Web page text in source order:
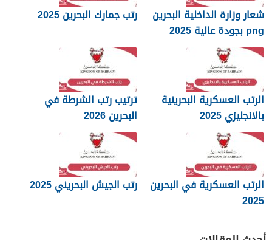
شعار وزارة الداخلية البحرين
png بجودة عالية 2025
رتب جمارك البحرين 2025
الرتب العسكرية البحرينية
بالانجليزي 2025
ترتيب رتب الشرطة في
البحرين 2026
الرتب العسكرية في البحرين
2025
رتب الجيش البحريني 2025